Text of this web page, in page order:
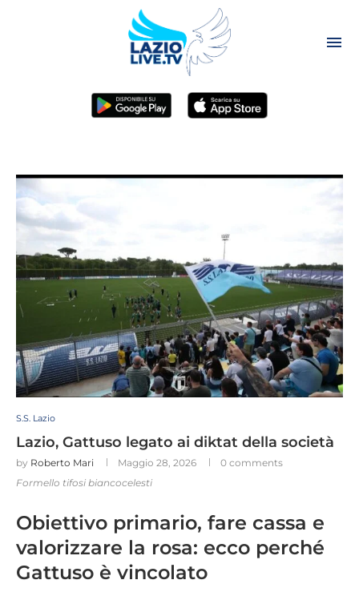
S.S. Lazio
Lazio, Gattuso legato ai diktat della società
by Roberto Mari Maggio 28, 2026
0 comments
Formello tifosi biancocelesti
Obiettivo primario, fare cassa e
valorizzare la rosa: ecco perché
Gattuso è vincolato